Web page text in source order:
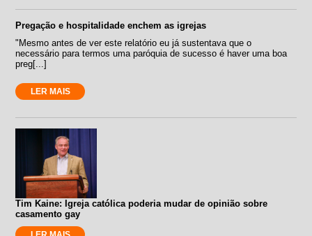
Pregação e hospitalidade enchem as igrejas
"Mesmo antes de ver este relatório eu já sustentava que o
necessário para termos uma paróquia de sucesso é haver uma boa
preg[...]
LER MAIS
Tim Kaine: Igreja católica poderia mudar de opinião sobre
casamento gay